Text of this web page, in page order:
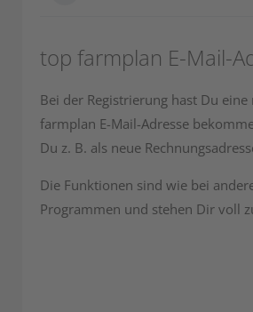
top farmplan E-Mail-
Bei der Registrierung hast Du eine
farmplan E-Mail-Adresse
Du z. B. als neue
Die Funktionen sind wie bei
Programmen und stehen Dir voll